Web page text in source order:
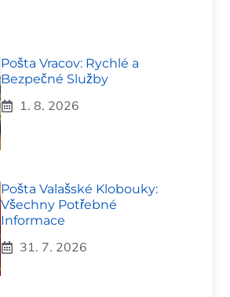
Pošta Vracov: Rychlé a
Bezpečné Služby
1. 8. 2026
Pošta Valašské Klobouky:
Všechny Potřebné
Informace
31. 7. 2026